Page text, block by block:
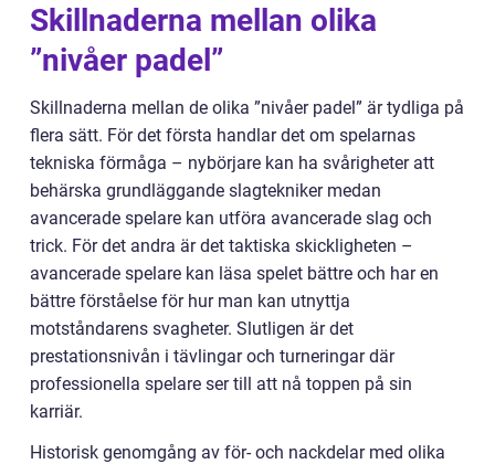
Skillnaderna mellan olika
”nivåer padel”
Skillnaderna mellan de olika ”nivåer padel” är tydliga på
flera sätt. För det första handlar det om spelarnas
tekniska förmåga – nybörjare kan ha svårigheter att
behärska grundläggande slagtekniker medan
avancerade spelare kan utföra avancerade slag och
trick. För det andra är det taktiska skickligheten –
avancerade spelare kan läsa spelet bättre och har en
bättre förståelse för hur man kan utnyttja
motståndarens svagheter. Slutligen är det
prestationsnivån i tävlingar och turneringar där
professionella spelare ser till att nå toppen på sin
karriär.
Historisk genomgång av för- och nackdelar med olika